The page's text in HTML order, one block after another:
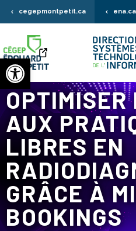
Ouvrir la barre d’outils
cegepmontpetit.ca ena.ca
OPTIMISER
AUX
LIBRES EN
GRÂCE À
BOOKINGS